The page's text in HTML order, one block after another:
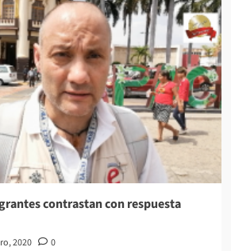
contrastan con respuesta
2020 0